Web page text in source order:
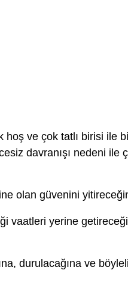
hoş ve çok tatlı birisi ile
davranışı nedeni ile
olan güvenini
vaatleri yerine
durulacağına ve